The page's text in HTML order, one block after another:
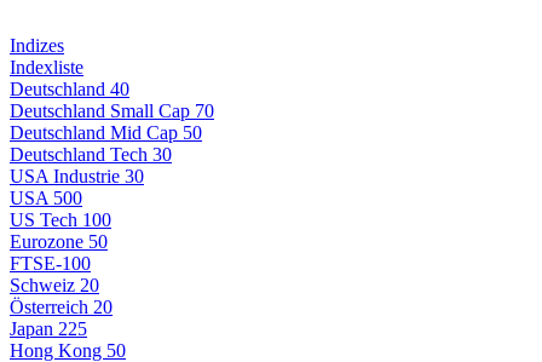
Indizes
Indexliste
Deutschland 40
Deutschland Small Cap 70
Deutschland Mid Cap 50
Deutschland Tech 30
USA Industrie 30
USA 500
US Tech 100
Eurozone 50
FTSE-100
Schweiz 20
Österreich 20
Japan 225
Hong Kong 50